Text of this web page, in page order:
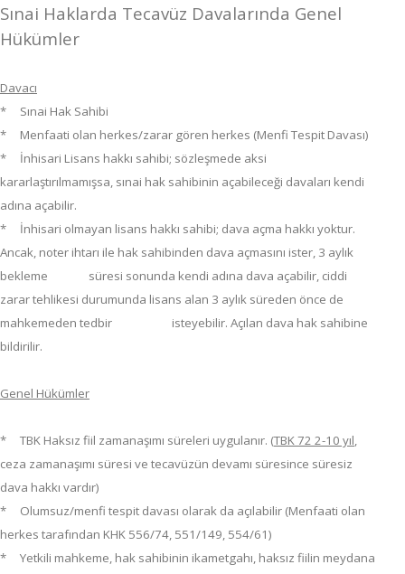
Sınai Haklarda Tecavüz Davalarında Genel
Hükümler
Davacı
* Sınai Hak Sahibi
* Menfaati olan herkes/zarar gören herkes (Menfi Tespit Davası)
* İnhisari Lisans hakkı sahibi; sözleşmede aksi
kararlaştırılmamışsa, sınai hak sahibinin açabileceği davaları kendi
adına açabilir.
* İnhisari olmayan lisans hakkı sahibi; dava açma hakkı yoktur.
Ancak, noter ihtarı ile hak sahibinden dava açmasını ister, 3 aylık
bekleme süresi sonunda kendi adına dava açabilir, ciddi
zarar tehlikesi durumunda lisans alan 3 aylık süreden önce de
mahkemeden tedbir isteyebilir. Açılan dava hak sahibine
bildirilir.
Genel Hükümler
* TBK Haksız fiil zamanaşımı süreleri uygulanır. (TBK 72 2-10 yıl,
ceza zamanaşımı süresi ve tecavüzün devamı süresince süresiz
dava hakkı vardır)
* Olumsuz/menfi tespit davası olarak da açılabilir (Menfaati olan
herkes tarafından KHK 556/74, 551/149, 554/61)
* Yetkili mahkeme, hak sahibinin ikametgahı, haksız fiilin meydana